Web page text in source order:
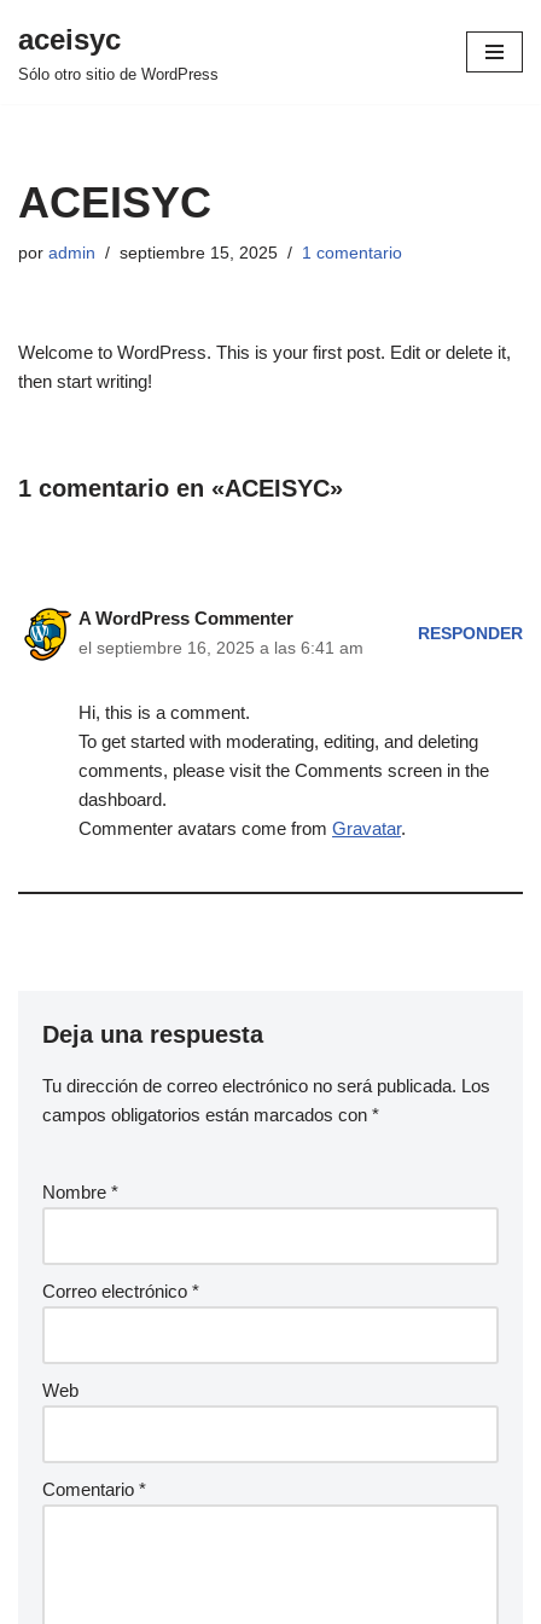
Saltar
aceisyc
Sólo otro sitio de WordPress
ACEISYC
por admin septiembre 15, 2025 1 comentario
Welcome to WordPress. This is your first post. Edit or delete it,
then start writing!
1 comentario en «ACEISYC»
A WordPress Commenter
el septiembre 16, 2025 a las 6:41 am
RESPONDER
Hi, this is a comment.
To get started with moderating, editing, and deleting
comments, please visit the Comments screen in the
dashboard.
Commenter avatars come from Gravatar.
Deja una respuesta
Tu dirección de correo electrónico no será publicada. Los
campos obligatorios están marcados con *
Nombre *
Correo electrónico *
Web
Comentario *